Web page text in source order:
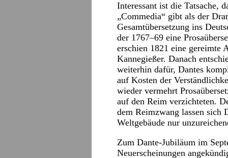
Interessant ist die Tatsache,
„Commedia“ gibt als der
Gesamtübersetzung ins
der 1767–69 eine
erschien 1821 eine gereimte
Kannegießer. Danach
weiterhin dafür, Dantes
auf Kosten der
wieder vermehrt
auf den Reim verzichteten.
dem Reimzwang lassen sich
Weltgebäude nur
Zum Dante-Jubiläum im
Neuerscheinungen